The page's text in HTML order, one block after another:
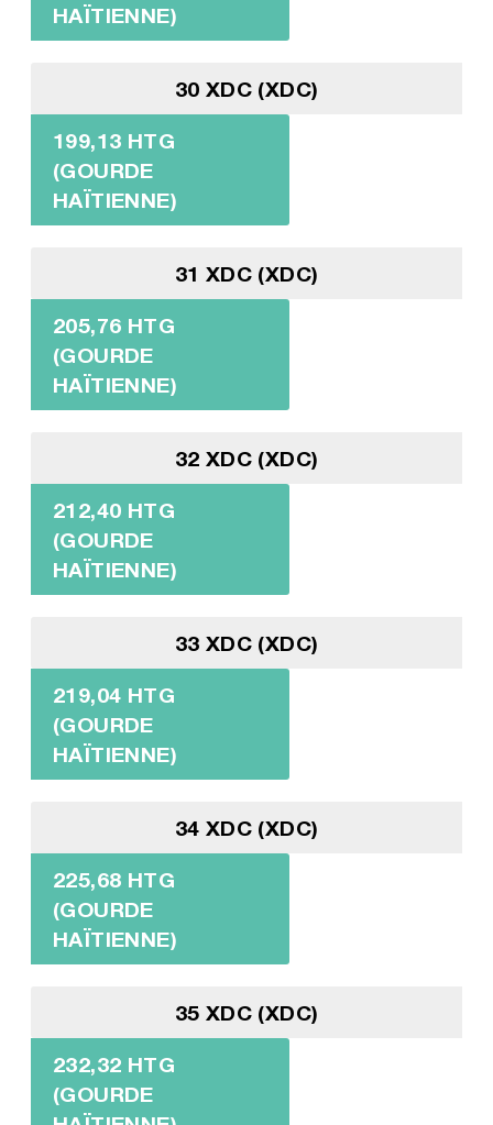
HAÏTIENNE)
30 XDC (XDC)
199,13 HTG
(GOURDE
HAÏTIENNE)
31 XDC (XDC)
205,76 HTG
(GOURDE
HAÏTIENNE)
32 XDC (XDC)
212,40 HTG
(GOURDE
HAÏTIENNE)
33 XDC (XDC)
219,04 HTG
(GOURDE
HAÏTIENNE)
34 XDC (XDC)
225,68 HTG
(GOURDE
HAÏTIENNE)
35 XDC (XDC)
232,32 HTG
(GOURDE